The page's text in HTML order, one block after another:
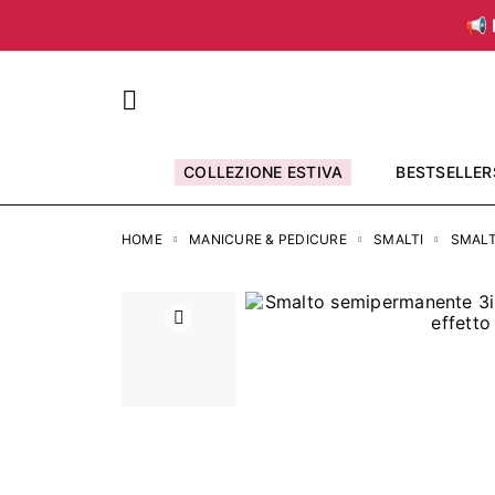
📢
COLLEZIONE ESTIVA
HOME MANICURE & PEDICURE SMALTI
Precedente